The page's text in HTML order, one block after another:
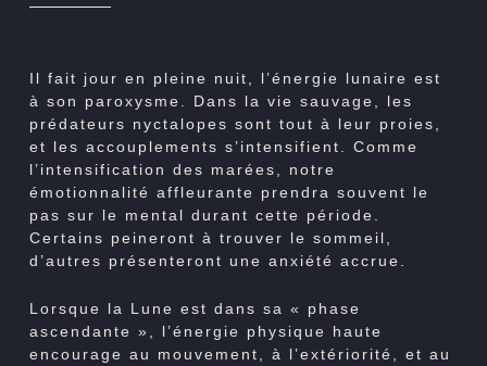
Il fait jour en pleine nuit, l’énergie lunaire est
à son paroxysme. Dans la vie sauvage, les
prédateurs nyctalopes sont tout à leur proies,
et les accouplements s’intensifient. Comme
l’intensification des marées, notre
émotionnalité affleurante prendra souvent le
pas sur le mental durant cette période.
Certains peineront à trouver le sommeil,
d’autres présenteront une anxiété accrue.
Lorsque la Lune est dans sa « phase
ascendante », l’énergie physique haute
encourage au mouvement, à l’extériorité, et au